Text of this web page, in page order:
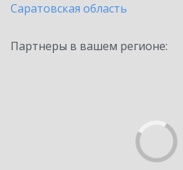
Саратовская область
Партнеры в вашем регионе: